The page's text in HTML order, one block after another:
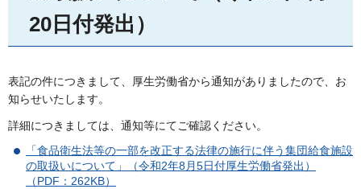
20日付発出）
表記の件につきまして、厚生労働省から通知がありましたので、お
知らせいたします。
詳細につきましては、通知等にてご確認ください。
「食品衛生法等の一部を改正する法律の施行に伴う集団給食施設
の取扱いについて」（令和2年8月5日付厚生労働省発出）
（PDF：262KB）